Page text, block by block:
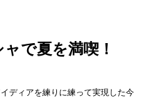
で夏を満喫！
ディアを練りに練って実現した今